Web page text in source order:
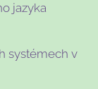
jazyka
systémech v